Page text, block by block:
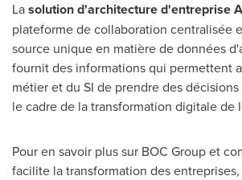
Lasolution d'architecture d'entreprise
plateforme de collaboration centralisée
source unique en matière de données
fournit des informations qui permettent
métier et du SI de prendre des
le cadre de la transformation digitale de
Pour en savoir plus sur BOC Group et
facilite la transformation des